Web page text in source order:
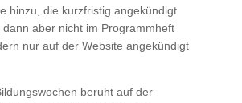
hinzu, die kurzfristig angekündigt
aber nicht im Programmheft
nur auf der Website angekündigt
beruht auf der